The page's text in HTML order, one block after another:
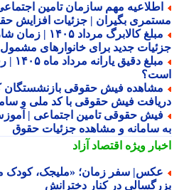
مهم سازمان تامین اجتماعی |
بگیران | جزئیات افزایش حقوق و
مبلغ کالابرگ مرداد
جدید برای خانوارهای مشمول
مبلغ دقیق
فیش حقوقی بازنشستگان
فیش حقوقی با کد ملی و سامانه
حقوقی تامین اجتماعی | آموزش
سامانه و مشاهده جزئیات حقوق
ویژهاقتصاد آزاد
سفر زمان؛ «ملیجک، کودک
در کنار دخترانش